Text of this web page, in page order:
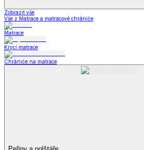
Kuchyňský a jídelní textil
Kuchyňský a jídelní textil
Kuchyňské zástěry a chňapky
Utěrky
Ubrusy a prostírání